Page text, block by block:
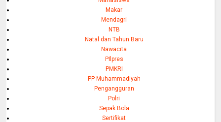
Makar
Mendagri
NTB
Natal dan Tahun Baru
Nawacita
PIlpres
PMKRI
PP Muhammadiyah
Pengangguran
Polri
Sepak Bola
Sertifikat